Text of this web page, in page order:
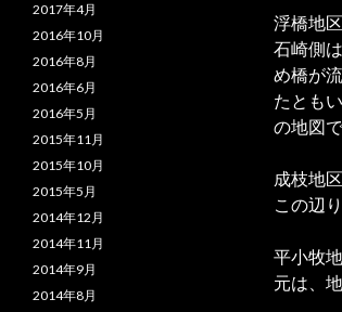
浮橋地区
石崎側
め橋が
たとも
の地図
成枝地区
この辺
平小牧
元は、
2017年4月
2016年10月
2016年8月
2016年6月
2016年5月
2015年11月
2015年10月
2015年5月
2014年12月
2014年11月
2014年9月
2014年8月